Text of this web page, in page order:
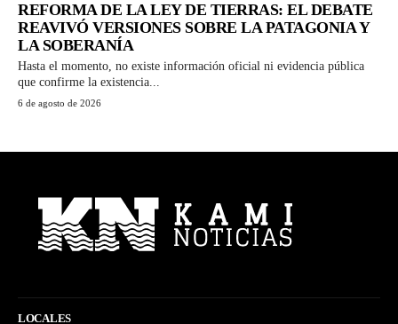
REFORMA DE LA LEY DE TIERRAS: EL DEBATE
REAVIVÓ VERSIONES SOBRE LA PATAGONIA Y
LA SOBERANÍA
Hasta el momento, no existe información oficial ni evidencia pública
que confirme la existencia...
6 de agosto de 2026
LOCALES